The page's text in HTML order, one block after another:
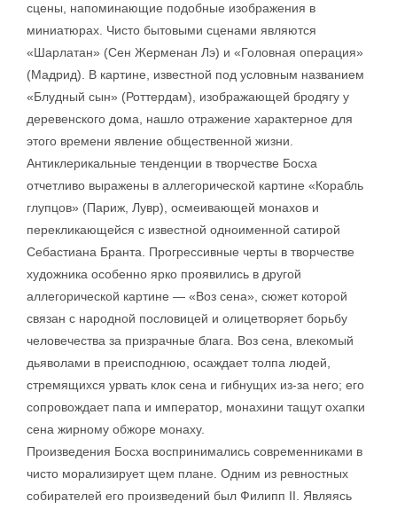
сцены, напоминающие подобные изображения в
миниатюрах. Чисто бытовыми сценами являются
«Шарлатан» (Сен Жерменан Лэ) и «Головная операция»
(Мадрид). В картине, известной под условным названием
«Блудный сын» (Роттердам), изображающей бродягу у
деревенского дома, нашло отражение характерное для
этого времени явление общественной жизни.
Антиклерикальные тенденции в творчестве Босха
отчетливо выражены в аллегорической картине «Корабль
глупцов» (Париж, Лувр), осмеивающей монахов и
перекликающейся с известной одноименной сатирой
Себастиана Бранта. Прогрессивные черты в творчестве
художника особенно ярко проявились в другой
аллегорической картине — «Воз сена», сюжет которой
связан с народной пословицей и олицетворяет борьбу
человечества за призрачные блага. Воз сена, влекомый
дьяволами в преисподнюю, осаждает толпа людей,
стремящихся урвать клок сена и гибнущих из-за него; его
сопровождает папа и император, монахини тащут охапки
сена жирному обжоре монаху.
Произведения Босха воспринимались современниками в
чисто морализирует щем плане. Одним из ревностных
собирателей его произведений был Филипп II. Являясь